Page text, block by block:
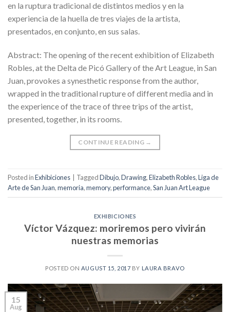
en la ruptura tradicional de distintos medios y en la
experiencia de la huella de tres viajes de la artista,
presentados, en conjunto, en sus salas.
Abstract: The opening of the recent exhibition of Elizabeth
Robles, at the Delta de Picó Gallery of the Art League, in San
Juan, provokes a synesthetic response from the author,
wrapped in the traditional rupture of different media and in
the experience of the trace of three trips of the artist,
presented, together, in its rooms.
CONTINUE READING →
Posted inExhibiciones TaggedDibujo,Drawing,Elizabeth Robles,Liga de
Arte de San Juan,memoria,memory,performance,San Juan Art League
EXHIBICIONES
Víctor Vázquez: moriremos pero vivirán
nuestras memorias
POSTED ON AUGUST 15, 2017 BY LAURA BRAVO
15
Aug